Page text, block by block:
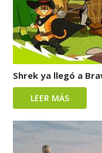
Shrek ya llegó a
LEER MÁS